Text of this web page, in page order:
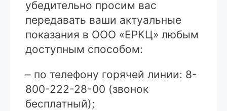
убедительно просим вас
передавать ваши актуальные
показания в ООО «ЕРКЦ» любым
доступным способом:
– по телефону горячей линии: 8-
800-222-28-00 (звонок
бесплатный);